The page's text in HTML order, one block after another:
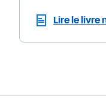
Lire le livre